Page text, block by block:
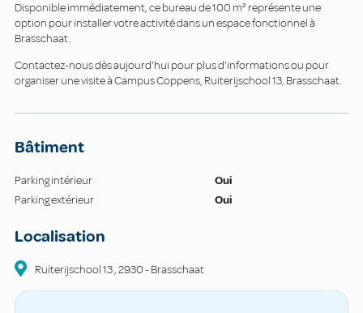
Disponible immédiatement, ce bureau de 100 m² représente une
option pour installer votre activité dans un espace fonctionnel à
Brasschaat.
Contactez-nous dès aujourd'hui pour plus d'informations ou pour
organiser une visite à Campus Coppens, Ruiterijschool 13, Brasschaat.
Bâtiment
Parking intérieur
Oui
Parking extérieur
Oui
Localisation
Ruiterijschool13,2930-Brasschaat